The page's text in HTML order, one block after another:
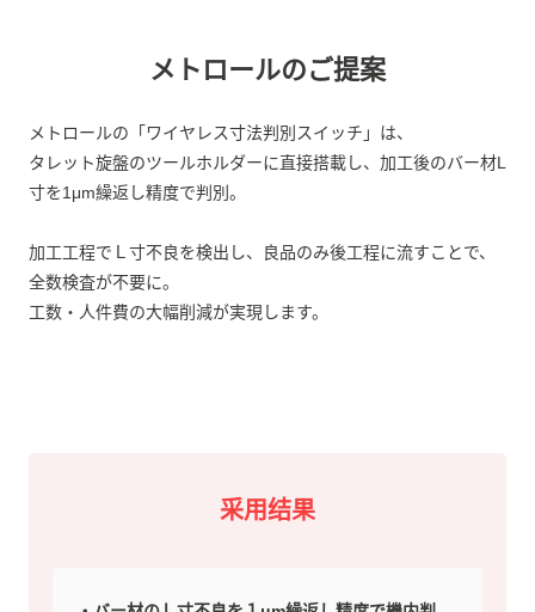
メトロールのご提案
メトロールの「ワイヤレス寸法判別スイッチ」は、
タレット旋盤のツールホルダーに直接搭載し、加工後のバー材L
寸を1μm繰返し精度で判別。
加工工程でＬ寸不良を検出し、良品のみ後工程に流すことで、
全数検査が不要に。
工数・人件費の大幅削減が実現します。
采用结果